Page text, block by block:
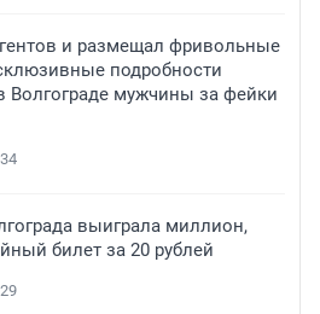
и размещал фривольные
подробности
Волгограде мужчины за фейки
34
выиграла миллион,
билет за 20 рублей
29